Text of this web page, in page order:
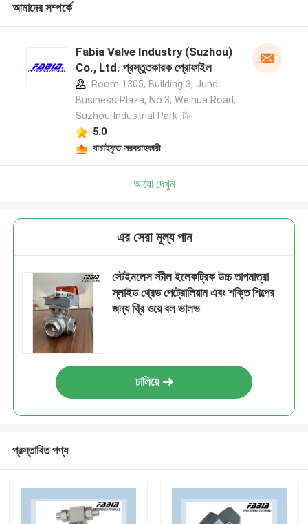
আমাদের সম্পর্কে
Fabia Valve Industry (Suzhou)
Co., Ltd. প্রস্তুতকারক প্রোফাইল
Room 1305, Building 3, Jundi
Business Plaza, No.3, Weihua Road,
Suzhou Industrial Park ,চীন
5.0
যাচাইকৃত সরবরাহকারী
আরো দেখুন
এর সেরা মূল্য পান
স্টেইনলেস স্টীল ইলেকট্রিক উচ্চ তাপমাত্রা
স্লাইড থ্রেড পেট্রোলিয়াম এবং শক্তি শিল্পের
জন্য থ্রি ওয়ে বল ভালভ
চালিয়ে
প্রস্তাবিত পণ্য